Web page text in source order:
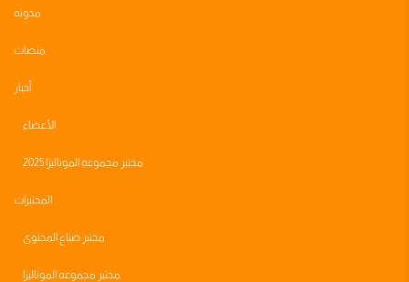
مدونه
منصات
أخبار
الأعضاء
مختبر مجموعه الموناليزا 2025
المختبرات
مختبر صناع المحتوى
مختبر مجموعه الموناليزا